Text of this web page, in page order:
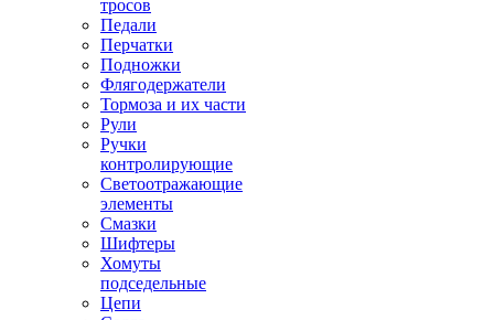
тросов
Педали
Перчатки
Подножки
Флягодержатели
Тормоза и их части
Рули
Ручки
контролирующие
Светоотражающие
элементы
Смазки
Шифтеры
Хомуты
подседельные
Цепи